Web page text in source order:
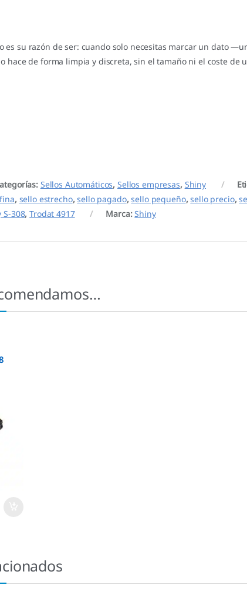
es su razón de ser: cuando solo necesitas marcar un dato
hace de forma limpia y discreta, sin el tamaño ni el coste de
Sellos Automáticos,Sellos empresas, Shiny
, sello estrecho,sello pagado,sello pequeño,sello precio,
S-308,Trodat 4917 Marca:Shiny